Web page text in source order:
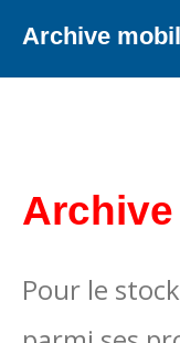
Archive
Pour le